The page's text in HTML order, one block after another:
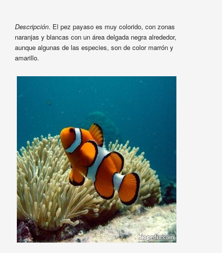
Descripción. El pez payaso es muy colorido, con zonas
naranjas y blancas con un área delgada negra alrededor,
aunque algunas de las especies, son de color marrón y
amarillo.